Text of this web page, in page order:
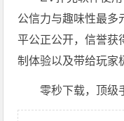
公信力与趣味性最多
平公正公开，信誉获
制体验以及带给玩家
零秒下载，顶级